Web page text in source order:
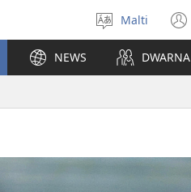
Agħżel
il-
lingwa
Malti
NEWS DWARNA